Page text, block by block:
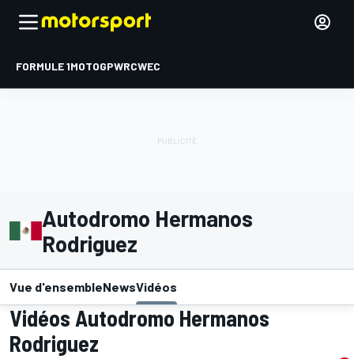
FORMULE 1MOTOGPWRCWEC
Autodromo Hermanos
Rodriguez
Vue d'ensembleNewsVidéos
Vidéos Autodromo Hermanos
Rodriguez